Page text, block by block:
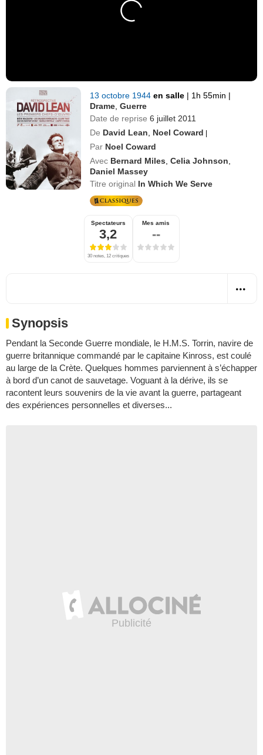
13 octobre 1944en salle | 1h 55min |
Drame ,Guerre
Date de reprise 6 juillet 2011
De David Lean Noel Coward |
Par Noel Coward
Avec Bernard Miles ,Celia Johnson
Daniel Massey
Titre original In Which We Serve
Spectateurs
3,2
30 notes, 12 critiques
Mes amis
--
Synopsis
Pendant la Seconde Guerre mondiale, le H.M.S. Torrin, navire de
guerre britannique commandé par le capitaine Kinross, est coulé
au large de la Crète. Quelques hommes parviennent à s’échapper
à bord d’un canot de sauvetage. Voguant à la dérive, ils se
racontent leurs souvenirs de la vie avant la guerre, partageant
des expériences personnelles et diverses...